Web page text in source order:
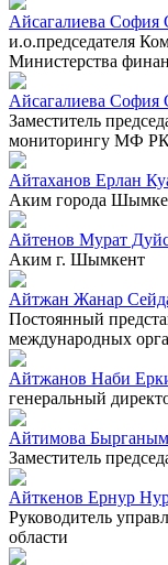
Айсагалиева София
и.о.председателя
Министерства
Айсагалиева София
Заместитель
мониторингу МФ
Айтаханов Ерлан
Аким города
Айтенов Мурат
Аким г. Шымкент
Айтжан Жанар
Постоянный
международных
Айтжанов Наби
генеральный
Айтимова
Заместитель
Айткенов Ернур
Руководитель
области